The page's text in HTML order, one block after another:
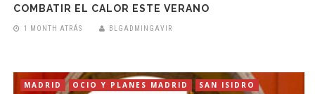
COMBATIR EL CALOR ESTE VERANO
1 MONTH ATRÁS BLGADMINGAVIR
MADRID OCIO Y PLANES MADRID SAN ISIDRO